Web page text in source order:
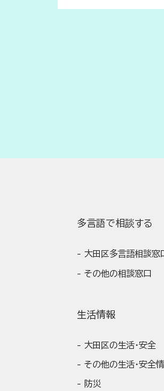
多言語で相談する
大田区多言語相談窓
その他の相談窓口
生活情報
大田区の生活・安全
その他の生活・安全
防災